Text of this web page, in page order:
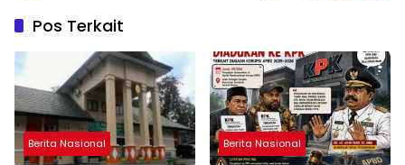
Pos Terkait
Berita Nasional Berita Nasional